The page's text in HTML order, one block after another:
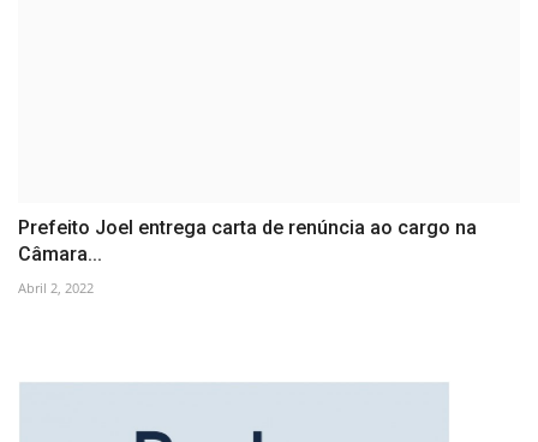
Prefeito Joel entrega carta de renúncia ao cargo na
Câmara...
Abril 2, 2022